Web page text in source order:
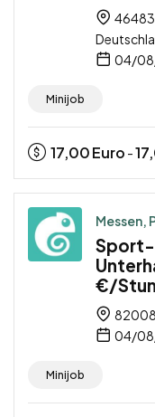
46483
04/
Minijob
17,00Euro -
Messen,
Sport-
€/
82008
04/
Minijob